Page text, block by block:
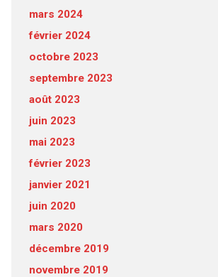
mars 2024
février 2024
octobre 2023
septembre 2023
août 2023
juin 2023
mai 2023
février 2023
janvier 2021
juin 2020
mars 2020
décembre 2019
novembre 2019